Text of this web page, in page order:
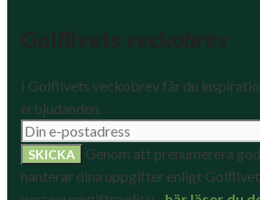
I Golflivets veckobrev får du
erbjudanden.
Genom att prenumerera
hanterar dina uppgifter enligt